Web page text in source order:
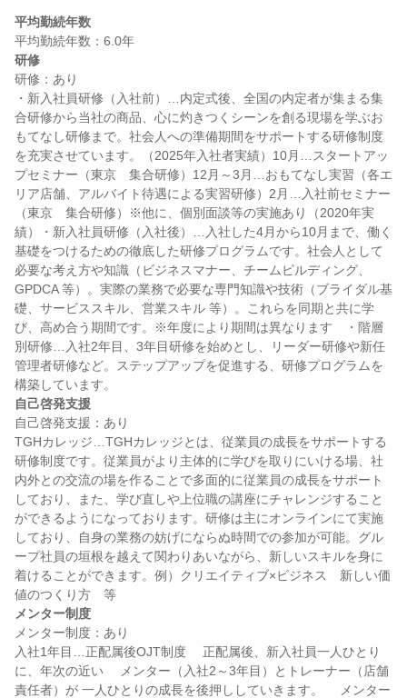
平均勤続年数
研修
研修：あり
・新入社員研修（入社前）…内定式後、全国の内定者が集まる集
合研修から当社の商品、心に灼きつくシーンを創る現場を学ぶお
もてなし研修まで。社会人への準備期間をサポートする研修制度
を充実させています。（2025年入社者実績）10月…スタートアッ
プセミナー（東京　集合研修）12月～3月…おもてなし実習（各エ
リア店舗、アルバイト待遇による実習研修）2月…入社前セミナー
（東京　集合研修）※他に、個別面談等の実施あり（2020年実
績）・新入社員研修（入社後）…入社した4月から10月まで、働く
基礎をつけるための徹底した研修プログラムです。社会人として
必要な考え方や知識（ビジネスマナー、チームビルディング、
GPDCA 等）。実際の業務で必要な専門知識や技術（ブライダル基
礎、サービススキル、営業スキル 等）。これらを同期と共に学
び、高め合う期間です。※年度により期間は異なります　・階層
別研修…入社2年目、3年目研修を始めとし、リーダー研修や新任
管理者研修など。ステップアップを促進する、研修プログラムを
自己啓発支援
自己啓発支援：あり
TGHカレッジ…TGHカレッジとは、従業員の成長をサポートする
研修制度です。従業員がより主体的に学びを取りにいける場、社
内外との交流の場を作ることで多面的に従業員の成長をサポート
しており、また、学び直しや上位職の講座にチャレンジすること
ができるようになっております。研修は主にオンラインにて実施
しており、自身の業務の妨げにならぬ時間での参加が可能。グル
ープ社員の垣根を越えて関わりあいながら、新しいスキルを身に
着けることができます。例）クリエイティブ×ビジネス　新しい価
メンター制度
メンター制度：あり
入社1年目…正配属後OJT制度 　正配属後、新入社員一人ひとり
に、年次の近い 　メンター（入社2～3年目）とトレーナー（店舗
責任者）が 一人ひとりの成長を後押ししていきます。 　メンター